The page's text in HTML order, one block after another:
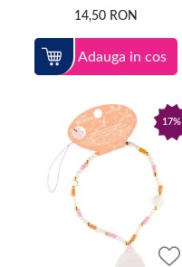
14,50 RON
Adauga in cos
17%